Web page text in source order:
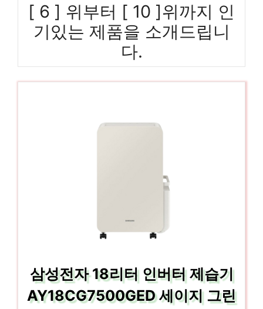
[ 6 ] 위부터 [ 10 ]위까지 인
기있는 제품을 소개드립니
다.
삼성전자 18리터 인버터 제습기
AY18CG7500GED 세이지 그린